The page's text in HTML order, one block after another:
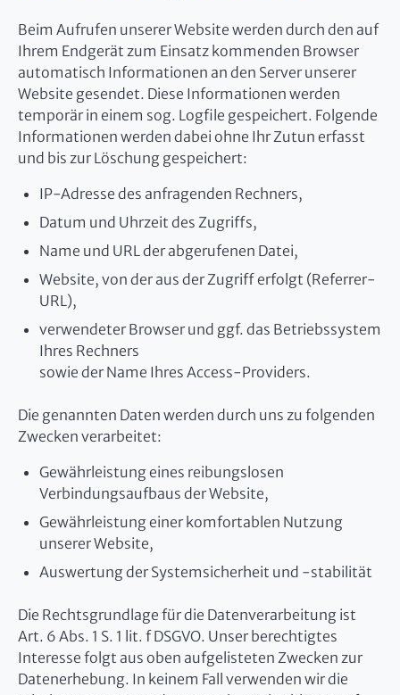
Beim Aufrufen unserer Website werden durch den auf
Ihrem Endgerät zum Einsatz kommenden Browser
automatisch Informationen an den Server unserer
Website gesendet. Diese Informationen werden
temporär in einem sog. Logfile gespeichert. Folgende
Informationen werden dabei ohne Ihr Zutun erfasst
und bis zur Löschung gespeichert:
IP-Adresse des anfragenden Rechners,
Datum und Uhrzeit des Zugriffs,
Name und URL der abgerufenen Datei,
Website, von der aus der Zugriff erfolgt (Referrer-
URL),
verwendeter Browser und ggf. das Betriebssystem
Ihres Rechners
sowie der Name Ihres Access-Providers.
Die genannten Daten werden durch uns zu folgenden
Zwecken verarbeitet:
Gewährleistung eines reibungslosen
Verbindungsaufbaus der Website,
Gewährleistung einer komfortablen Nutzung
unserer Website,
Auswertung der Systemsicherheit und -stabilität
Die Rechtsgrundlage für die Datenverarbeitung ist
Art. 6 Abs. 1 S. 1 lit. f DSGVO. Unser berechtigtes
Interesse folgt aus oben aufgelisteten Zwecken zur
Datenerhebung. In keinem Fall verwenden wir die